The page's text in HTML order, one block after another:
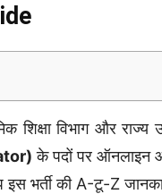
शिक्षा विभाग और
के पदों पर ऑनलाइन
भर्ती की A-टू-Z